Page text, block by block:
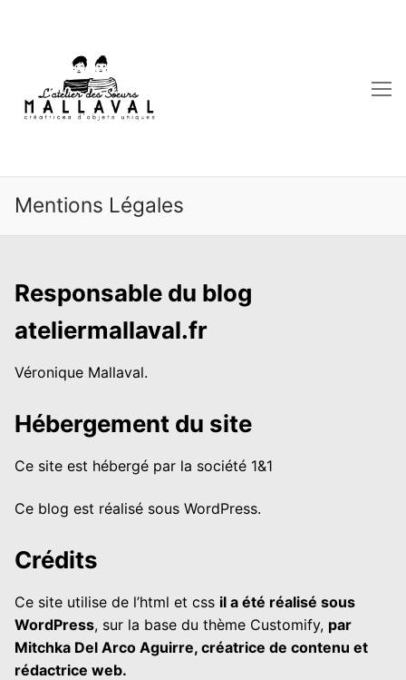
Mentions Légales
Responsable du blog
ateliermallaval.fr
Véronique Mallaval.
Hébergement du site
Ce site est hébergé par la société 1&1
Ce blog est réalisé sous WordPress.
Crédits
Ce site utilise de l’html et css il a été réalisé sous
WordPress, sur la base du thème Customify, par
Mitchka Del Arco Aguirre, créatrice de contenu et
rédactrice web.